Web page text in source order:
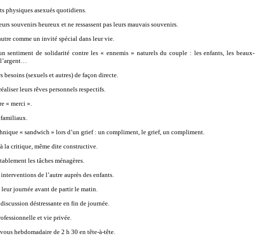
physiques asexués quotidiens.
souvenirs heureux et ne ressassent pas leurs mauvais souvenirs.
comme un invité spécial dans leur vie.
sentiment de solidarité contre les « ennemis » naturels du couple : les enfants, les beaux-
besoins (sexuels et autres) de façon directe.
leurs rêves personnels respectifs.
« merci ».
« sandwich » lors d’un grief : un compliment, le grief, un compliment.
la critique, même dite constructive.
les tâches ménagères.
de l’autre auprès des enfants.
journée avant de partir le matin.
déstressante en fin de journée.
et vie privée.
hebdomadaire de 2 h 30 en tête-à-tête.